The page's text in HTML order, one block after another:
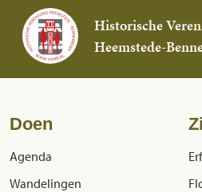
Historische
Heemstede-
Doen
Agenda
Wandelingen